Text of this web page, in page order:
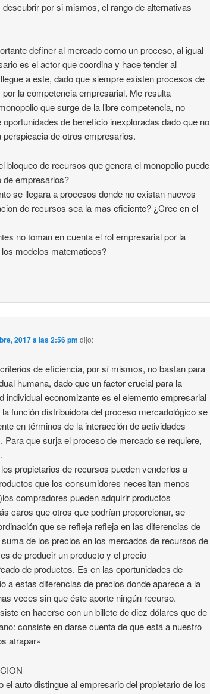
por si mismos, el rango de alternativas
definer al mercado como un proceso, al igual
es el actor que coordina y hace tender al
a este, dado que siempre existen procesos de
la competencia empresarial. Me resulta
que surge de la libre competencia, no
de beneficio inexploradas dado que no
de otros empresarios.
bloqueo de recursos que genera el monopolio puede
de empresarios?
se llegara a procesos donde no existan nuevos
de recursos sea la mas eficiente? ¿Cree en el
no toman en cuenta el rol empresarial por la
modelos matematicos?
2017 a las 2:56 pm dijo:
de eficiencia, por sí mismos, no bastan para
humana, dado que un factor crucial para la
individual economizante es el elemento empresarial
función distribuidora del proceso mercadológico se
en términos de la interacción de actividades
Para que surja el proceso de mercado se requiere,
propietarios de recursos pueden venderlos a
que los consumidores necesitan menos
compradores pueden adquirir productos
caros que otros que podrían proporcionar, se
que se refleja refleja en las diferencias de
de los precios en los mercados de recursos de
de producir un producto y el precio
de productos. Es en las oportunidades de
a estas diferencias de precios donde aparece a la
veces sin que éste aporte ningún recurso.
en hacerse con un billete de diez dólares que de
consiste en darse cuenta de que está a nuestro
atrapar»
el auto distingue al empresario del propietario de los